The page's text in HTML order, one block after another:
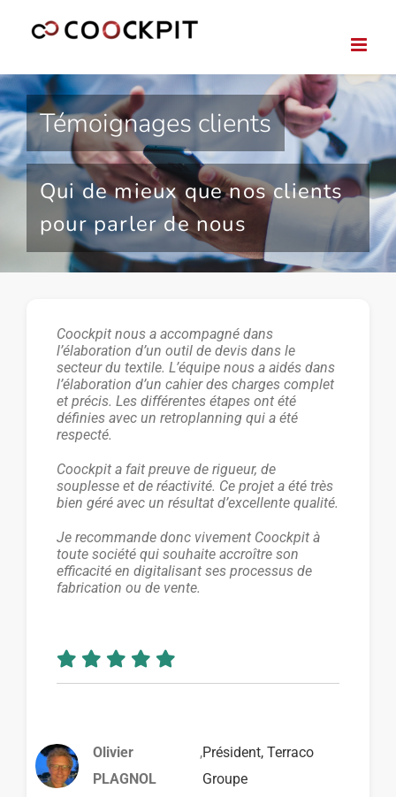
Témoignages clients
Qui de mieux que nos clients
pour parler de nous
Coockpit nous a accompagné dans
l’élaboration d’un outil de devis dans le
secteur du textile. L’équipe nous a aidés dans
l’élaboration d’un cahier des charges complet
et précis. Les différentes étapes ont été
définies avec un retroplanning qui a été
respecté.
Coockpit a fait preuve de rigueur, de
souplesse et de réactivité. Ce projet a été très
bien géré avec un résultat d’excellente qualité.
Je recommande donc vivement Coockpit à
toute société qui souhaite accroître son
efficacité en digitalisant ses processus de
fabrication ou de vente.
Olivier
PLAGNOL
,Président, Terraco
Groupe